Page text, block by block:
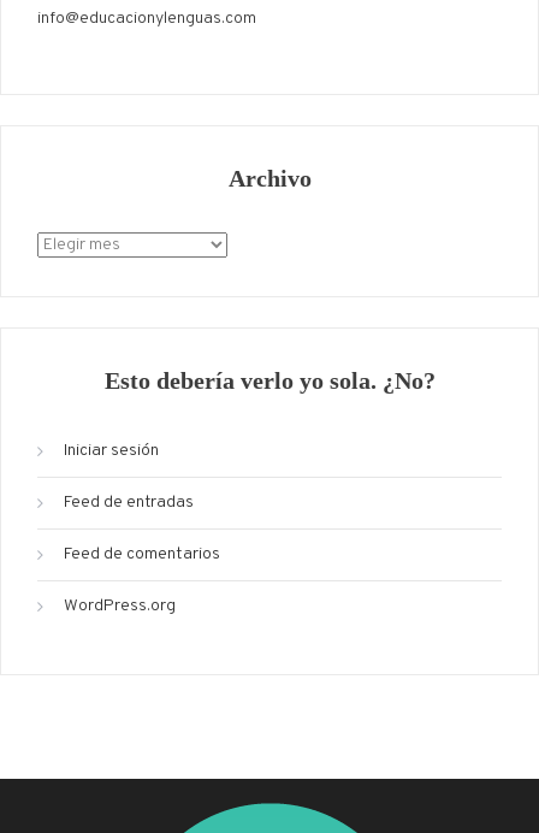
info@educacionylenguas.com
Archivo
Archivo
Esto debería verlo yo sola. ¿No?
Iniciar sesión
Feed de entradas
Feed de comentarios
WordPress.org